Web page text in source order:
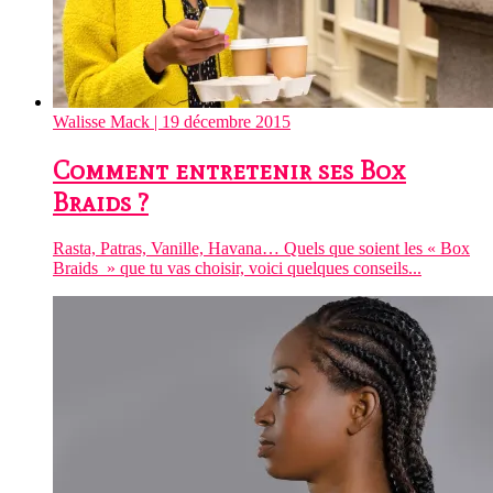
Walisse Mack | 19 décembre 2015
Comment entretenir ses Box
Braids ?
Rasta, Patras, Vanille, Havana… Quels que soient les « Box
Braids » que tu vas choisir, voici quelques conseils...